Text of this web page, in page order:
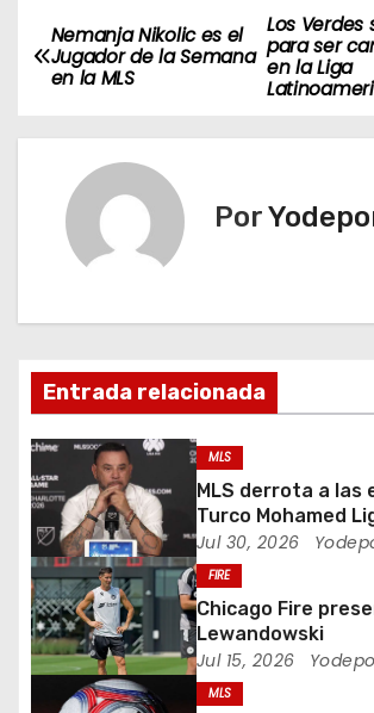
N
a
v
c
ó
n
d
e
e
n
Los Verdes
para ser
en la Liga
Nemanja Nikolic es el
Jugador de la Semana
en la MLS
Por
Entrada relacionada
MLS
MLS derrota a las
Turco Mohamed
Jul 30, 2026
FIRE
Chicago Fire
Lewandowski
Jul 15, 2026
MLS